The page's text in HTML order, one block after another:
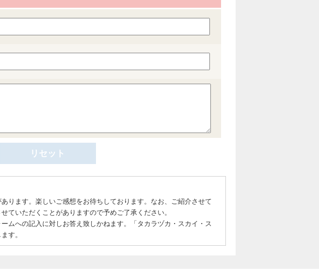
ります。楽しいご感想をお待ちしております。なお、ご紹介させて
ていただくことがありますので予めご了承ください。
ムへの記入に対しお答え致しかねます。「タカラヅカ・スカイ・ス
す。